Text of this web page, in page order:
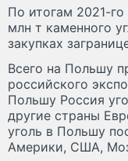
По итогам 2021-
млн т каменного
закупках
Всего на Польшу
российского
Польшу Россия
другие страны
уголь в Польшу
Америки, США,